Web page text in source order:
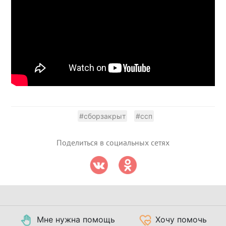
#сборзакрыт #ссп
Поделиться в социальных сетях
Мне нужна помощь Хочу помочь